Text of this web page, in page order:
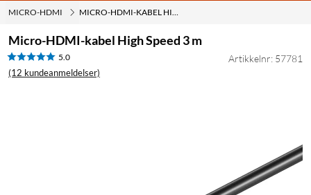
MICRO-HDMI MICRO-HDMI-KABEL HIGH SPEED 3 M
Micro-HDMI-kabel High Speed 3 m
5.0
(12 kundeanmeldelser)
Artikkelnr: 57781